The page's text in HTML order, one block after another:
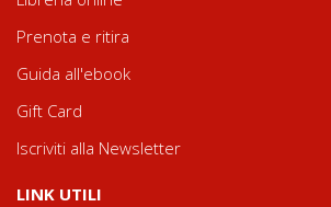
Prenota e ritira
Guida all'ebook
Gift Card
Iscriviti alla Newsletter
LINK UTILI